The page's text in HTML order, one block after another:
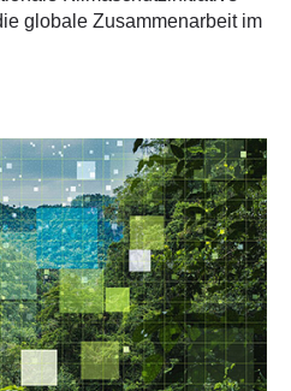
globale Zusammenarbeit im